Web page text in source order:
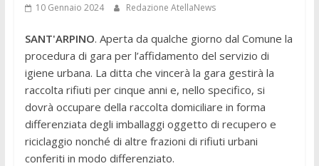
10 Gennaio 2024 Redazione AtellaNews
SANT'ARPINO. Aperta da qualche giorno dal Comune la
procedura di gara per l’affidamento del servizio di
igiene urbana. La ditta che vincerà la gara gestirà la
raccolta rifiuti per cinque anni e, nello specifico, si
dovrà occupare della raccolta domiciliare in forma
differenziata degli imballaggi oggetto di recupero e
riciclaggio nonché di altre frazioni di rifiuti urbani
conferiti in modo differenziato.